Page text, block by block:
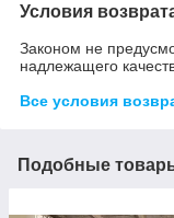
Условия
Законом не
надлежащего
Все условия
Подобные